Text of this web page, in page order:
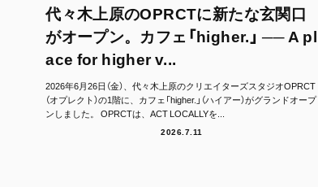
代々木上原のOPRCTに新たな玄関口
がオープン。カフェ「higher.」 ── A pl
ace for higher v...
2026年6月26日（金）、代々木上原のクリエイターズスタジオOPRCT
（オプレクト）の1階に、カフェ「higher.」（ハイアー）がグランドオープ
ンしました。 OPRCTは、ACT LOCALLYを...
2026.7.11